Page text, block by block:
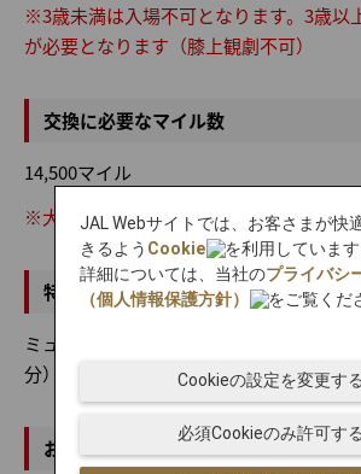
※3歳未満は入場不可となります。3歳以
が必要となります（膝上観劇不可）
交換に必要なマイル数
14,500マイル
※大人・子ども同額のマイル数となりま
特典内容
ミュージカル『リトルマーメイド』S1席
分）
お申し込み・ご利用方法
JAL Webサイトでは、お客さまが快
きるよう Cookie
を利用しています
詳細については、当社のプライバシ
（個人情報保護方針）
をご覧くだ
必須Cookieのみ許可する
Cookieの設定を変更する